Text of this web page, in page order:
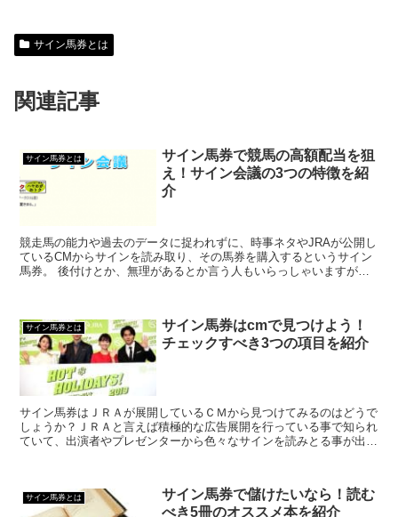
サイン馬券とは
関連記事
サイン馬券とは
サイン馬券で競馬の高額配当を狙
え！サイン会議の3つの特徴を紹
介
競走馬の能力や過去のデータに捉われずに、時事ネタやJRAが公開し
ているCMからサインを読み取り、その馬券を購入するというサイン
馬券。 後付けとか、無理があるとか言う人もいらっしゃいますが、
サイン馬券とは
サイン馬券はcmで見つけよう！
チェックすべき3つの項目を紹介
サイン馬券はＪＲＡが展開しているＣＭから見つけてみるのはどうで
しょうか？ＪＲＡと言えば積極的な広告展開を行っている事で知られ
ていて、出演者やプレゼンターから色々なサインを読みとる事が出来
サイン馬券とは
サイン馬券で儲けたいなら！読む
べき5冊のオススメ本を紹介